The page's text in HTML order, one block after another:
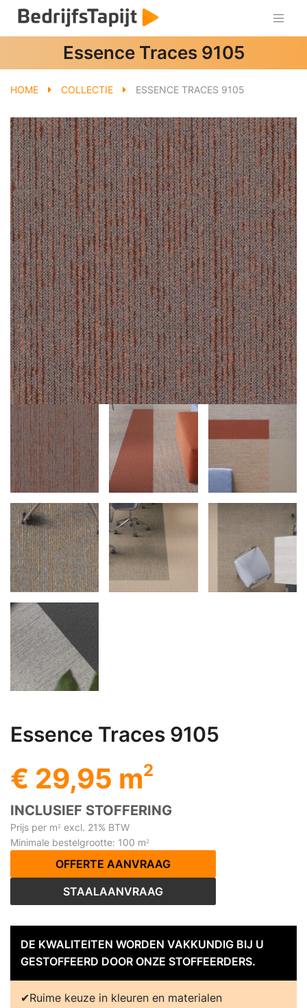
Essence Traces 9105
HOME COLLECTIE ESSENCE TRACES 9105
Essence Traces 9105
€ 29,95 m2
INCLUSIEF STOFFERING
Prijs per m2 excl. 21% BTW
Minimale bestelgrootte: 100 m2
OFFERTE AANVRAAG
STAALAANVRAAG
DE KWALITEITEN WORDEN VAKKUNDIG BIJ U
GESTOFFEERD DOOR ONZE STOFFEERDERS.
Ruime keuze in kleuren en materialen